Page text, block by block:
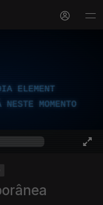
ELEMENT
MOMENTO